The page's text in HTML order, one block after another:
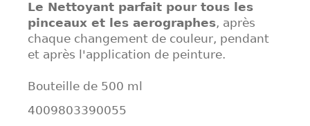
Le Nettoyant parfait pour tous les
pinceaux et les aerographes, après
chaque changement de couleur, pendant
et après l'application de peinture.
Bouteille de 500 ml
4009803390055